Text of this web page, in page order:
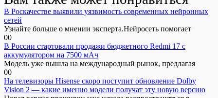
В Роскачестве выявили уязвимость современных нейронных
сетей
Узнайте больше о мнении эксперта.Нейросеть помогает
00
В России стартовали продажи бюджетного Redmi 17 с
аккумулятором на 7500 мАч
Модель уже вышла на международный рынок, предлагая
00
На телевизоры Hisense скоро поступит обновление Dolby
Vision 2 — какие именно модели получат эту новую версию